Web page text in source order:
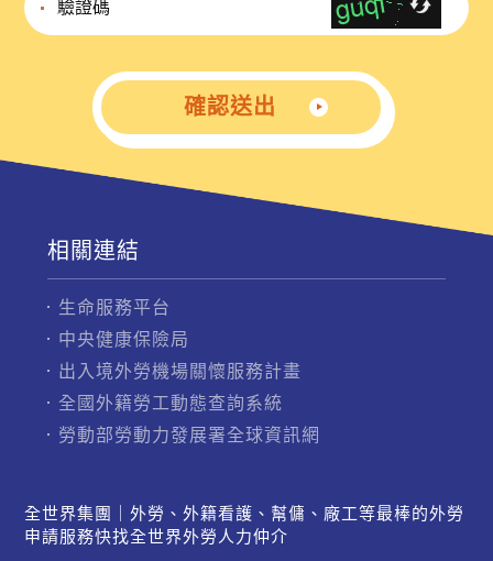
確認送出
相關連結
生命服務平台
中央健康保險局
出入境外勞機場關懷服務計畫
全國外籍勞工動態查詢系統
勞動部勞動力發展署全球資訊網
全世界集團｜外勞、外籍看護、幫傭、廠工等最棒的外勞
申請服務快找全世界外勞人力仲介